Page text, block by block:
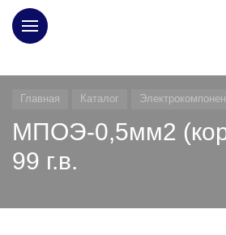
Главная Каталог
МПОЭ-0,5мм2
99 г.в.